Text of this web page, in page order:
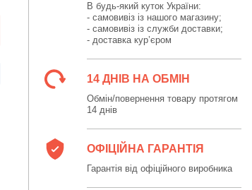
В будь-який куток України:
- самовивіз із нашого магазину;
- самовивіз із служби доставки;
- доставка кур’єром
14 ДНІВ НА ОБМІН
Обмін/повернення товару протягом
14 днів
ОФІЦІЙНА ГАРАНТІЯ
Гарантія від офіційного виробника